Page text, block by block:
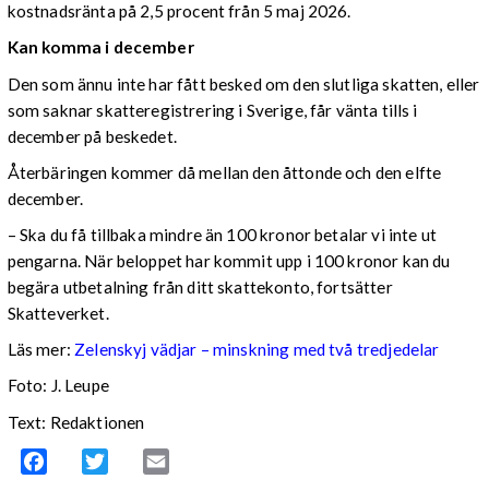
kostnadsränta på 2,5 procent från 5 maj 2026.
Kan komma i december
Den som ännu inte har fått besked om den slutliga skatten, eller
som saknar skatteregistrering i Sverige, får vänta tills i
december på beskedet.
Återbäringen kommer då mellan den åttonde och den elfte
december.
– Ska du få tillbaka mindre än 100 kronor betalar vi inte ut
pengarna. När beloppet har kommit upp i 100 kronor kan du
begära utbetalning från ditt skattekonto, fortsätter
Skatteverket.
Läs mer: Zelenskyj vädjar – minskning med två tredjedelar
Foto: J. Leupe
Text: Redaktionen
Facebook Twitter